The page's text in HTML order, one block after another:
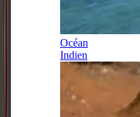
Océan
Indien